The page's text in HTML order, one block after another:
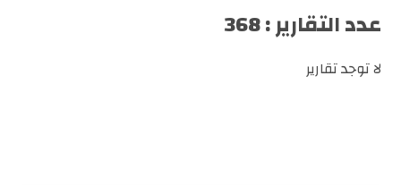
عدد التقارير : 368
لا توجد تقارير